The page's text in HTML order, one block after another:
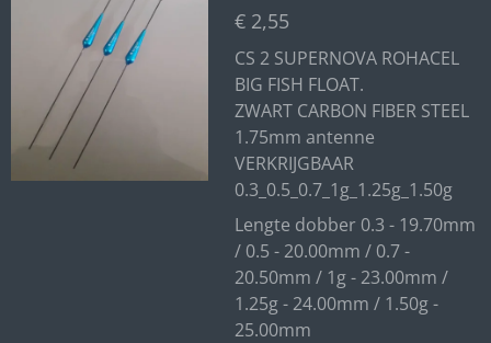
€ 2,55
CS 2 SUPERNOVA ROHACEL
BIG FISH FLOAT.
ZWART CARBON FIBER STEEL
1.75mm antenne
VERKRIJGBAAR
0.3_0.5_0.7_1g_1.25g_1.50g
Lengte dobber 0.3 - 19.70mm
/ 0.5 - 20.00mm / 0.7 -
20.50mm / 1g - 23.00mm /
1.25g - 24.00mm / 1.50g -
25.00mm